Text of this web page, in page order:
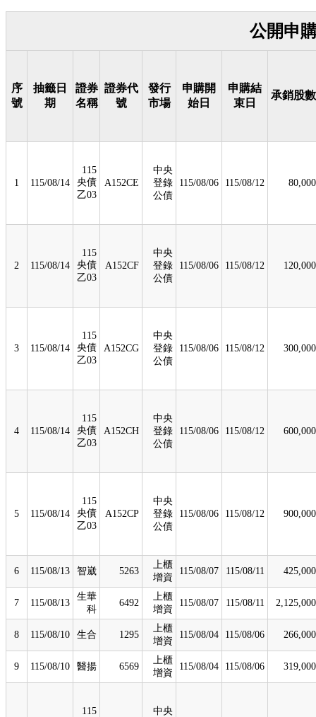
公開申
序
號
抽籤日
期
證券
名稱
證券代
號
發行
市場
申購開
始日
申購結
束日
承銷股數
1 115/08/14
115
央債
乙03
A152CE
中央
登錄
公債
115/08/06 115/08/12 80,000
2 115/08/14
115
央債
乙03
A152CF
中央
登錄
公債
115/08/06 115/08/12 120,000
3 115/08/14
115
央債
乙03
A152CG
中央
登錄
公債
115/08/06 115/08/12 300,000
4 115/08/14
115
央債
乙03
A152CH
中央
登錄
公債
115/08/06 115/08/12 600,000
5 115/08/14
115
央債
乙03
A152CP
中央
登錄
公債
115/08/06 115/08/12 900,000
6 115/08/13 智崴 5263
上櫃
增資
115/08/07 115/08/11 425,000
7 115/08/13
生華
科
6492
上櫃
增資
115/08/07 115/08/11 2,125,000
8 115/08/10 生合 1295
上櫃
增資
115/08/04 115/08/06 266,000
9 115/08/10 醫揚 6569
上櫃
增資
115/08/04 115/08/06 319,000
115
中央